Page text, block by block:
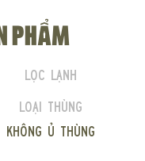
PHẨM
Lọc lạnh
Loại thùng
Không ủ thùng